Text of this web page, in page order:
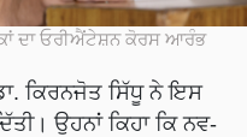
ਦਾ ਓਰੀਐਂਟੇਸ਼ਨ ਕੋਰਸ ਆਰੰਭ
ਕਿਰਨਜੋਤ ਸਿੱਧੂ ਨੇ ਇਸ
ਉਹਨਾਂ ਕਿਹਾ ਕਿ ਨਵ-